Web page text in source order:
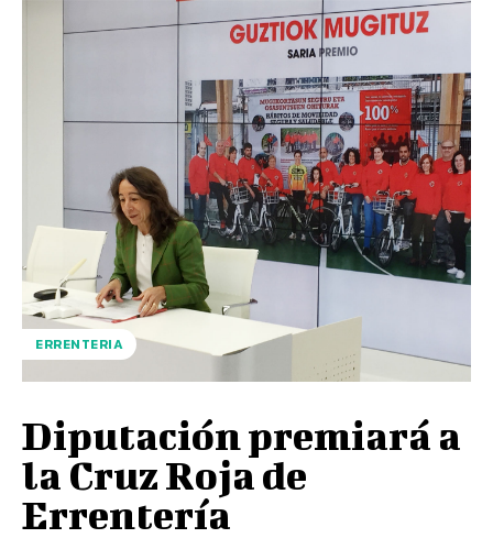
ERRENTERIA
Diputación premiará a
la Cruz Roja de
Errentería